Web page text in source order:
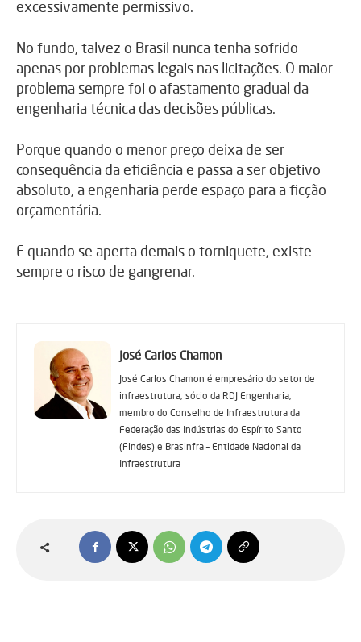
excessivamente permissivo.
No fundo, talvez o Brasil nunca tenha sofrido
apenas por problemas legais nas licitações. O maior
problema sempre foi o afastamento gradual da
engenharia técnica das decisões públicas.
Porque quando o menor preço deixa de ser
consequência da eficiência e passa a ser objetivo
absoluto, a engenharia perde espaço para a ficção
orçamentária.
E quando se aperta demais o torniquete, existe
sempre o risco de gangrenar.
José Carlos Chamon
José Carlos Chamon é empresário do setor de
infraestrutura, sócio da RDJ Engenharia,
membro do Conselho de Infraestrutura da
Federação das Indústrias do Espírito Santo
(Findes) e Brasinfra – Entidade Nacional da
Infraestrutura